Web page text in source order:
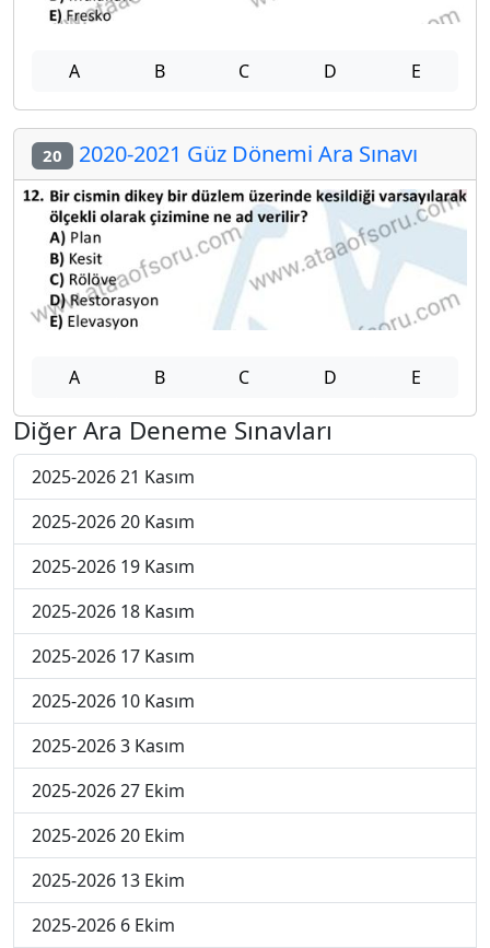
A B C D E
20 2020-2021 Güz Dönemi Ara Sınavı
A B C D E
Diğer Ara Deneme Sınavları
2025-2026 21 Kasım
2025-2026 20 Kasım
2025-2026 19 Kasım
2025-2026 18 Kasım
2025-2026 17 Kasım
2025-2026 10 Kasım
2025-2026 3 Kasım
2025-2026 27 Ekim
2025-2026 20 Ekim
2025-2026 13 Ekim
2025-2026 6 Ekim